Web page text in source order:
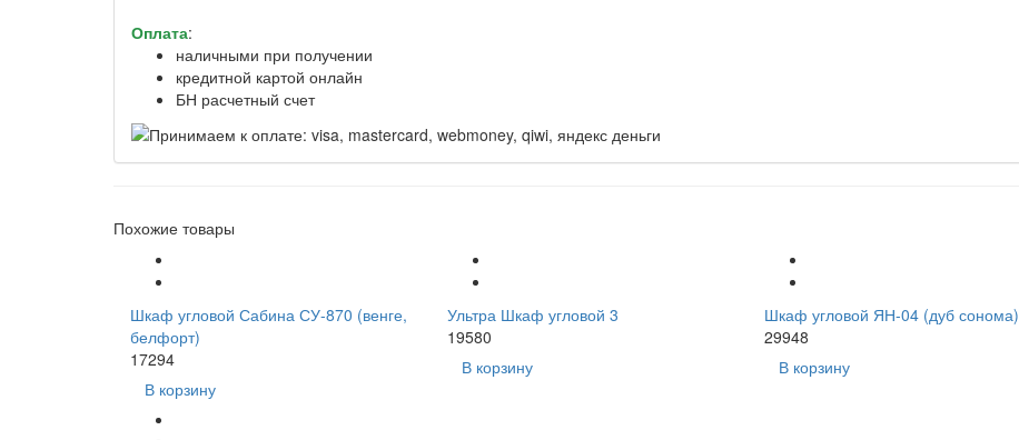
Оплата:
наличными при получении
кредитной картой онлайн
БН расчетный счет
Похожие товары
Шкаф угловой Сабина СУ-870 (венге,
белфорт)
17294
В корзину
Ультра Шкаф угловой 3
19580
В корзину
Шкаф угловой ЯН-04 (дуб сонома)
29948
В корзину